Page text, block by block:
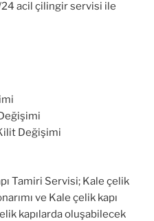
acil çilingir servisi ile
Değişimi
Tamiri Servisi; Kale çelik
ve Kale çelik kapı
kapılarda oluşabilecek